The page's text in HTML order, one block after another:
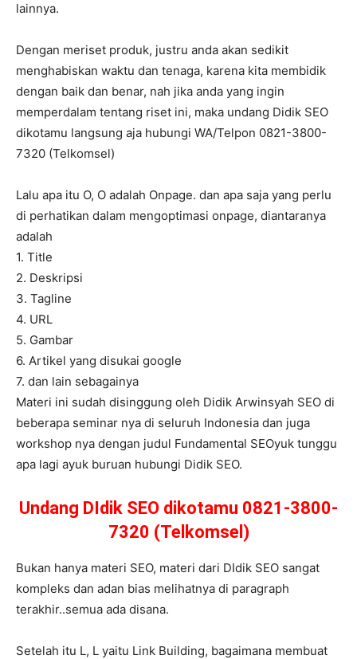
lainnya.
Dengan meriset produk, justru anda akan sedikit
menghabiskan waktu dan tenaga, karena kita membidik
dengan baik dan benar, nah jika anda yang ingin
memperdalam tentang riset ini, maka undang Didik SEO
dikotamu langsung aja hubungi WA/Telpon 0821-3800-
7320 (Telkomsel)
Lalu apa itu O, O adalah Onpage. dan apa saja yang perlu
di perhatikan dalam mengoptimasi onpage, diantaranya
adalah
1. Title
2. Deskripsi
3. Tagline
4. URL
5. Gambar
6. Artikel yang disukai google
7. dan lain sebagainya
Materi ini sudah disinggung oleh Didik Arwinsyah SEO di
beberapa seminar nya di seluruh Indonesia dan juga
workshop nya dengan judul Fundamental SEOyuk tunggu
apa lagi ayuk buruan hubungi Didik SEO.
Undang DIdik SEO dikotamu 0821-3800-
7320 (Telkomsel)
Bukan hanya materi SEO, materi dari DIdik SEO sangat
kompleks dan adan bias melihatnya di paragraph
terakhir..semua ada disana.
Setelah itu L, L yaitu Link Building, bagaimana membuat